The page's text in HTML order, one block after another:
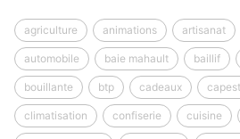
agriculture animations artisanat
automobile baie mahault baillif
bouillante btp cadeaux
climatisation confiserie cuisine